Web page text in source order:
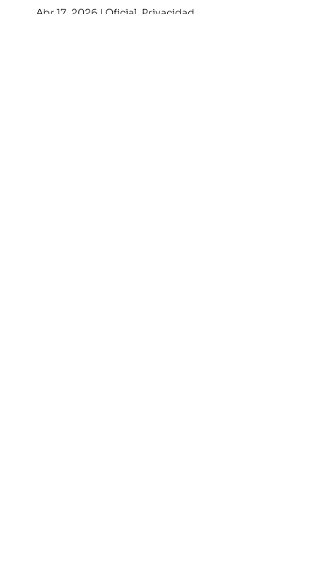
Abr 17, 2026| Oficial Privacidad